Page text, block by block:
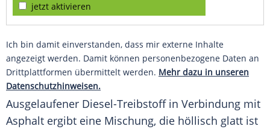
jetzt aktivieren
Ich bin damit einverstanden, dass mir externe Inhalte
angezeigt werden. Damit können personenbezogene Daten an
Drittplattformen übermittelt werden. Mehr dazu in unseren
Datenschutzhinweisen.
Ausgelaufener Diesel-Treibstoff in Verbindung mit
Asphalt ergibt eine Mischung, die höllisch glatt ist